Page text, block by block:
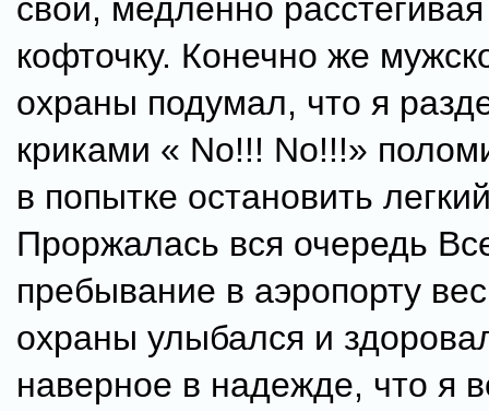
свой, медленно
кофточку. Конечно же
охраны подумал, что я
криками « No!!! No!!!»
в попытке остановить
Проржалась вся очередь
пребывание в аэропорту
охраны улыбался и
наверное в надежде, что я